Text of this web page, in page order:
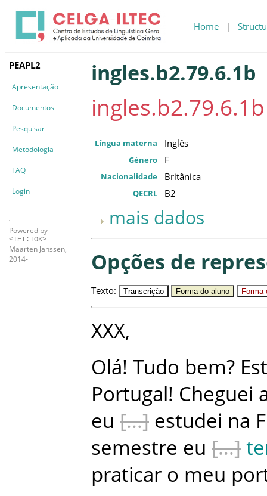
Home |
PEAPL2
Apresentação
Documentos
Pesquisar
Metodologia
FAQ
Login
Powered by
<TEI:TOK>
Maarten Janssen,
2014-
ingles.b2.79.6.1b
ingles.b2.79.6.1b
Língua materna Inglês
Género F
Nacionalidade Britânica
QECRL B2
mais dados
Opções de
Texto: Transcrição Forma do aluno Forma
XXX,
Olá! Tudo bem?
Portugal! Cheguei
eu
estudei na
semestre eu
praticar o meu